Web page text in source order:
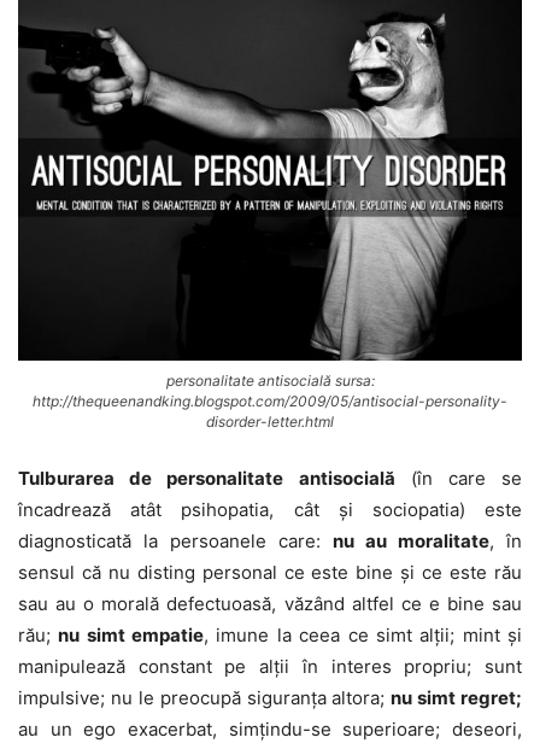
personalitate antisocială sursa:
http://thequeenandking.blogspot.com/2009/05/antisocial-personality-
disorder-letter.html
Tulburarea de personalitate antisocială (în care se
încadrează atât psihopatia, cât şi sociopatia) este
diagnosticată la persoanele care: nu au moralitate, în
sensul că nu disting personal ce este bine şi ce este rău
sau au o morală defectuoasă, văzând altfel ce e bine sau
rău;nu simt empatie, imune la ceea ce simt alţii; mint şi
manipulează constant pe alţii în interes propriu; sunt
impulsive; nu le preocupă siguranţa altora;nu simt regret;
au un ego exacerbat, simţindu-se superioare; deseori,